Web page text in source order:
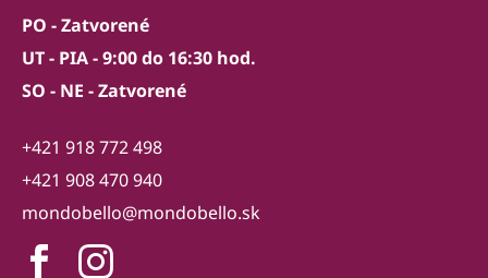
PO - Zatvorené
UT - PIA - 9:00 do 16:30 hod.
SO - NE - Zatvorené
+421 918 772 498
+421 908 470 940
mondobello@mondobello.sk